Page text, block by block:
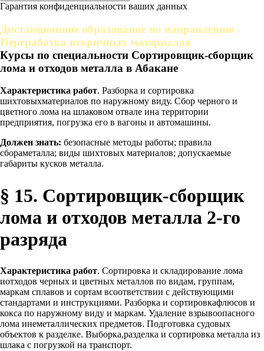
Гарантия конфиденциальности ваших данных
Дистанционное образование по направлению -
Переработка вторичных материалов
Курсы по специальности Сортировщик-сборщик
лома и отходов металла в Абакане
Характеристика работ. Разборка и сортировка
шихтовыхматериалов по наружному виду. Сбор черного и
цветного лома на шлаковом отвале ина территории
предприятия, погрузка его в вагоны и автомашины.
Должен знать: безопасные методы работы; правила
сбораметалла; виды шихтовых материалов; допускаемые
габариты кусков металла.
§ 15. Сортировщик-сборщик
лома и отходов металла 2-го
разряда
Характеристика работ. Сортировка и складирование лома
иотходов черных и цветных металлов по видам, группам,
маркам сплавов и сортам всоответствии с действующими
стандартами и инструкциями. Разборка и сортировкафлюсов и
кокса по наружному виду и маркам. Удаление взрывоопасного
лома инеметаллических предметов. Подготовка судовых
объектов к разделке. Выборка,разделка и сортировка металла из
шлака с погрузкой на транспорт.